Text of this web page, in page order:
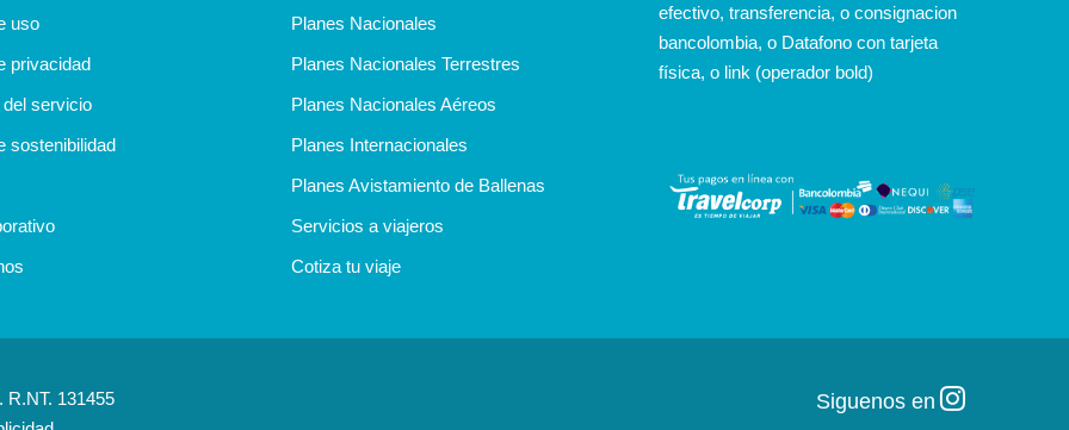
uso
privacidad
servicio
sostenibilidad
Planes Nacionales
Planes Nacionales Terrestres
Planes Nacionales Aéreos
Planes Internacionales
Planes Avistamiento de Ballenas
Servicios a viajeros
Cotiza tu viaje
efectivo, transferencia, o consignacion
bancolombia, o Datafono con tarjeta
física, o link (operador bold)
R.NT. 131455
Siguenos en